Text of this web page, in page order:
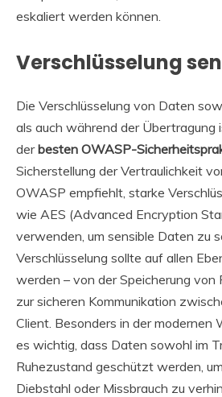
eskaliert werden können.
Verschlüsselung
Die Verschlüsselung von Daten
als auch während der Übertragung
derbesten OWASP-
Sicherstellung der Vertraulichkeit
OWASP empfiehlt, starke
wie AES (Advanced Encryption
verwenden, um sensible Daten zu
Verschlüsselung sollte auf allen
werden – von der Speicherung von
zur sicheren Kommunikation
Client. Besonders in der modernen
es wichtig, dass Daten sowohl im
Ruhezustand geschützt werden,
Diebstahl oder Missbrauch zu